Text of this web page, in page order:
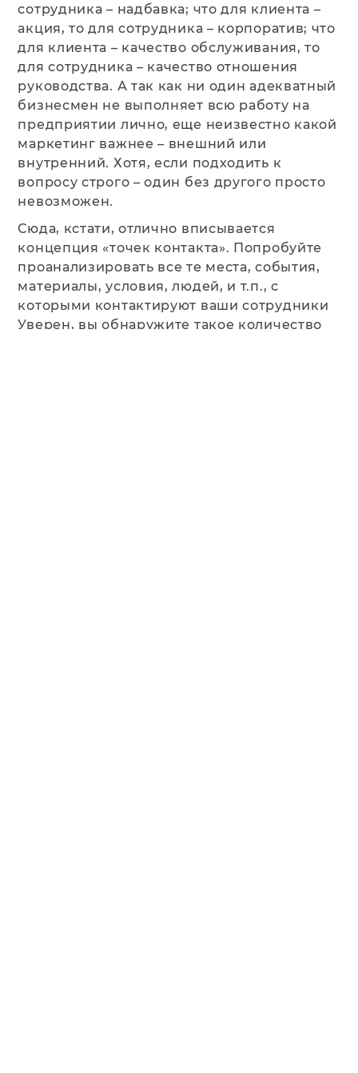
сотрудника – надбавка; что для клиента –
акция, то для сотрудника – корпоратив; что
для клиента – качество обслуживания, то
для сотрудника – качество отношения
руководства. А так как ни один адекватный
бизнесмен не выполняет всю работу на
предприятии лично, еще неизвестно какой
маркетинг важнее – внешний или
внутренний. Хотя, если подходить к
вопросу строго – один без другого просто
невозможен.
Сюда, кстати, отлично вписывается
концепция «точек контакта». Попробуйте
проанализировать все те места, события,
материалы, условия, людей, и т.п., с
которыми контактируют ваши сотрудники
Уверен, вы обнаружите такое количество